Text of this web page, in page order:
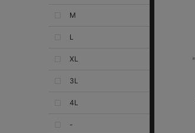
M
L
XL
3L
4L
-